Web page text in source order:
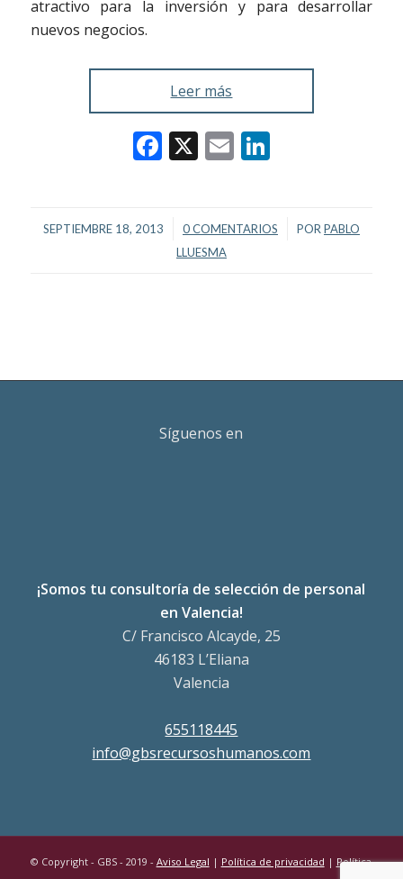
atractivo para la inversión y para desarrollar
nuevos negocios.
Leer más
Facebook
X EmailLinkedIn
SEPTIEMBRE 18, 2013
/ 0 COMENTARIOS
/ POR PABLO
LLUESMA
Síguenos en
¡Somos tu consultoría de selección de personal
en Valencia!
C/ Francisco Alcayde, 25
46183 L’Eliana
Valencia
655118445
info@gbsrecursoshumanos.com
© Copyright - GBS - 2019 - Aviso Legal | Política de privacidad | Política